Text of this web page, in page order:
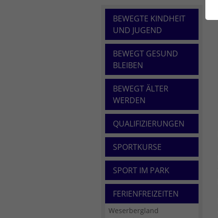
BEWEGTE KINDHEIT
UND JUGEND
BEWEGT GESUND
BLEIBEN
BEWEGT ÄLTER
WERDEN
QUALIFIZIERUNGEN
SPORTKURSE
SPORT IM PARK
FERIENFREIZEITEN
Weserbergland